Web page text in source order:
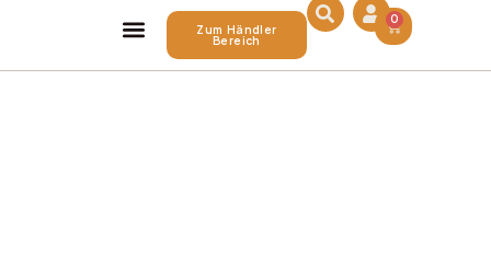
Zum Händler
Bereich
0